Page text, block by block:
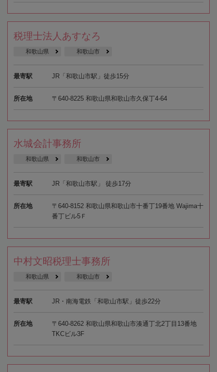
税理士法人あすなろ
和歌山県 和歌山市
最寄駅 JR「和歌山市駅」徒歩15分
所在地 〒640-8225 和歌山県和歌山市久保丁4-64
水城会計事務所
和歌山県 和歌山市
最寄駅 JR「和歌山市駅」 徒歩17分
所在地
〒640-8152 和歌山県和歌山市十番丁19番地 Wajima十
番丁ビル5Ｆ
中村文昭税理士事務所
和歌山県 和歌山市
最寄駅 JR・南海電鉄「和歌山市駅」徒歩22分
所在地
〒640-8262 和歌山県和歌山市湊通丁北2丁目13番地
TKCビル3F